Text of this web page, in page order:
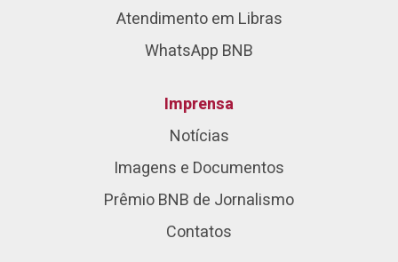
Atendimento em Libras
WhatsApp BNB
Imprensa
Notícias
Imagens e Documentos
Prêmio BNB de Jornalismo
Contatos